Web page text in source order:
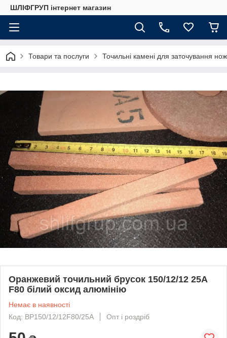
ШЛІФГРУП інтернет магазин
Товари та послуги Точильні камені для заточування
Оранжевий точильний брусок 150/12/12 25А
F80 білий оксид алюмінію
Немає в наявності
Код: BP150/12/12F80/25A
Опт і роздріб